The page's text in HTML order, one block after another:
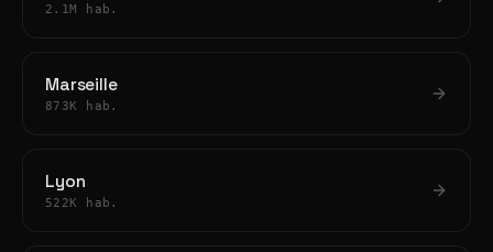
2.1M hab.
Marseille
873K hab.
Lyon
522K hab.